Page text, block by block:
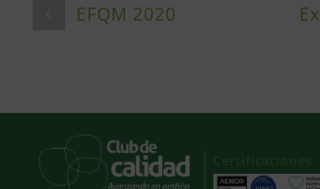
Certificaciones